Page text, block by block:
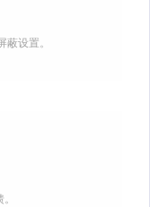
设置。